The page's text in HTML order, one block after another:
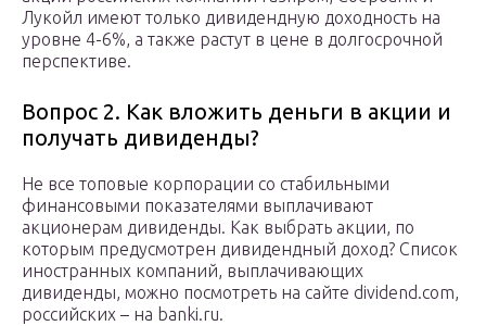
Лукойл имеют только дивидендную доходность на
уровне 4-6%, а также растут в цене в долгосрочной
перспективе.
Вопрос 2. Как вложить деньги в акции и
получать дивиденды?
Не все топовые корпорации со стабильными
финансовыми показателями выплачивают
акционерам дивиденды. Как выбрать акции, по
которым предусмотрен дивидендный доход? Список
иностранных компаний, выплачивающих
дивиденды, можно посмотреть на сайте dividend.com,
российских – на banki.ru.